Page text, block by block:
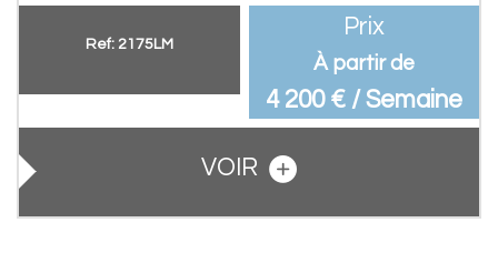
Ref: 2175LM
Prix
À partir de
4 200 € / Semaine
VOIR